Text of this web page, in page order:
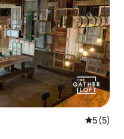
Átlagos
5 (5)